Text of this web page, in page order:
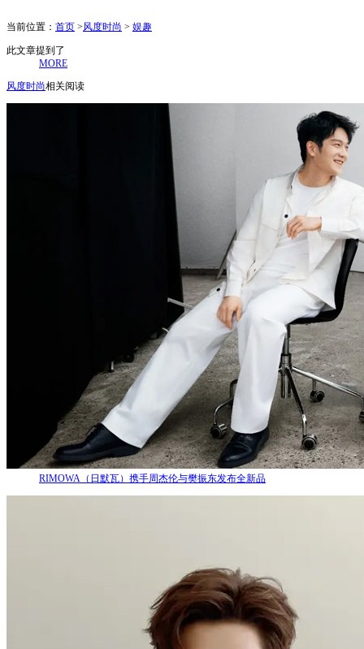
当前位置： 首页 >风度时尚 > 娱趣
此文章提到了
MORE
风度时尚相关阅读
RIMOWA（日默瓦）携手周杰伦与樊振东发布全新品